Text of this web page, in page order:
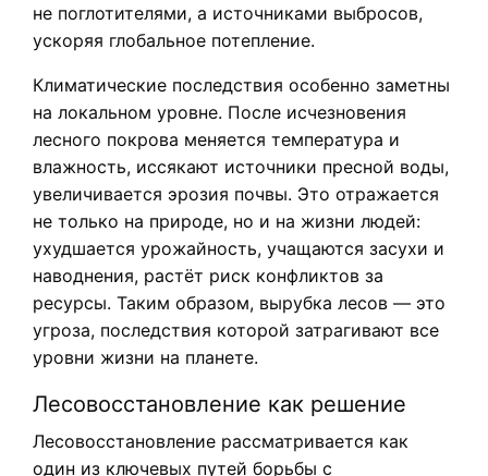
не поглотителями, а источниками выбросов,
ускоряя глобальное потепление.
Климатические последствия особенно заметны
на локальном уровне. После исчезновения
лесного покрова меняется температура и
влажность, иссякают источники пресной воды,
увеличивается эрозия почвы. Это отражается
не только на природе, но и на жизни людей:
ухудшается урожайность, учащаются засухи и
наводнения, растёт риск конфликтов за
ресурсы. Таким образом, вырубка лесов — это
угроза, последствия которой затрагивают все
уровни жизни на планете.
Лесовосстановление как решение
Лесовосстановление рассматривается как
один из ключевых путей борьбы с